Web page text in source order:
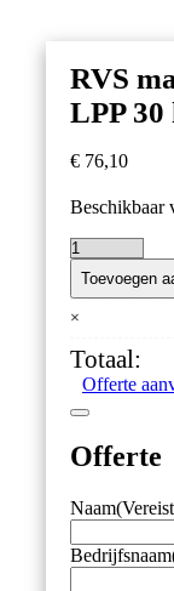
RVS
LPP 30
€ 76,10
Beschikbaar
RVS
manometer
0-
11
voor
LPP
30
aantal
Toevoegen
×
Totaal:
Offerte
Offerte
Naam
Bedrijfsnaam